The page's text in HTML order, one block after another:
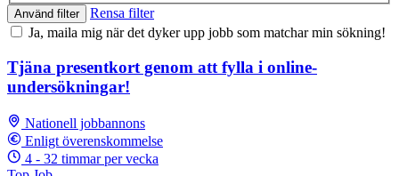
Använd filter
Rensa filter
Ja, maila mig när det dyker upp jobb som matchar min sökning!
Tjäna presentkort genom att fylla i online-
undersökningar!
Nationell jobbannons
Enligt överenskommelse
4 - 32 timmar per vecka